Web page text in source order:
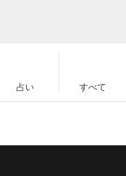
占い すべて